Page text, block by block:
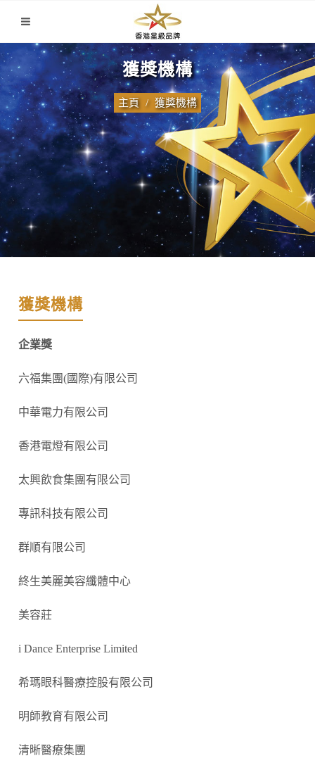
獲獎機構
主頁 獲獎機構
獲獎機構
企業獎
六福集團(國際)有限公司
中華電力有限公司
香港電燈有限公司
太興飲食集團有限公司
專訊科技有限公司
群順有限公司
終生美麗美容纖體中心
美容莊
i Dance Enterprise Limited
希瑪眼科醫療控股有限公司
明師教育有限公司
清晰醫療集團